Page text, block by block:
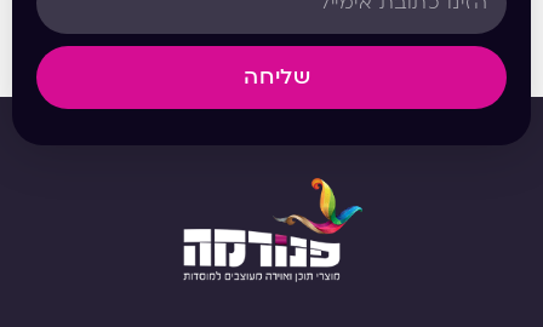
שליחה